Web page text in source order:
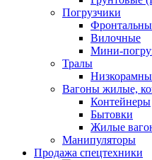
Погрузчики
Вилочные
Мини-
Тралы
Вагоны жилые,
Контейнеры
Бытовки
Жилые
Манипуляторы
Продажа спецтехники